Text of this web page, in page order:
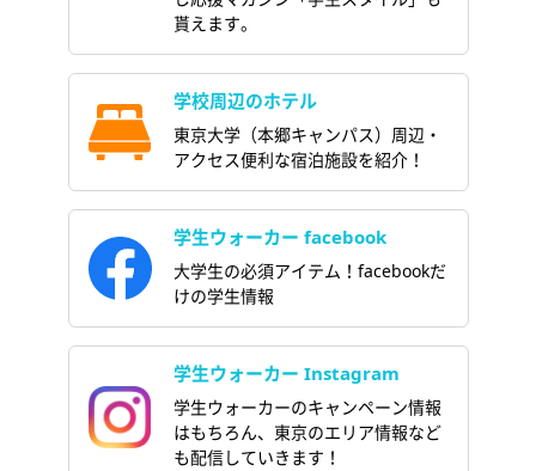
貰えます。
学校周辺のホテル
東京大学（本郷キャンパス）周辺・
アクセス便利な宿泊施設を紹介！
学生ウォーカー facebook
大学生の必須アイテム！facebookだ
けの学生情報
学生ウォーカー Instagram
学生ウォーカーのキャンペーン情報
はもちろん、東京のエリア情報など
も配信していきます！